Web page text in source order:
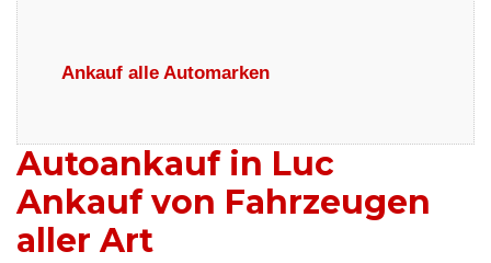
Ankauf alle Automarken
Autoankauf in Luc
Ankauf von Fahrzeugen
aller Art